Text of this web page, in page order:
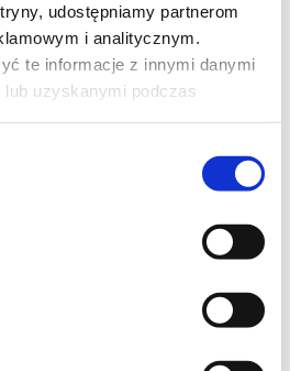
udostępniamy partnerom
i analitycznym.
te informacje z innymi danymi
uzyskanymi podczas